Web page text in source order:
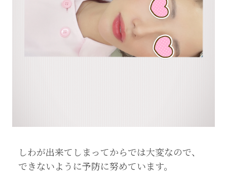
しわが出来てしまってからでは大変なので、
できないように予防に努めています。